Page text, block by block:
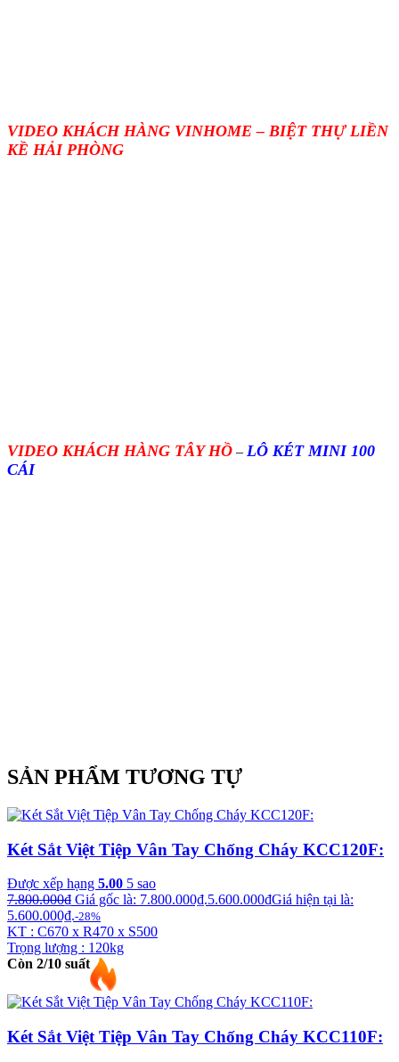
VIDEO KHÁCH HÀNG VINHOME – BIỆT THỰ LIỀN
KỀ HẢI PHÒNG
VIDEO KHÁCH HÀNG TÂY HỒ – LÔ KÉT MINI 100
CÁI
SẢN PHẨM TƯƠNG TỰ
Két Sắt Việt Tiệp Vân Tay Chống Cháy KCC120F:
Được xếp hạng 5.00 5 sao
7.800.000₫ Giá gốc là: 7.800.000₫.5.600.000₫Giá hiện tại là:
5.600.000₫.-28%
KT : C670 x R470 x S500
Trọng lượng : 120kg
Còn 2/10 suất
Két Sắt Việt Tiệp Vân Tay Chống Cháy KCC110F: